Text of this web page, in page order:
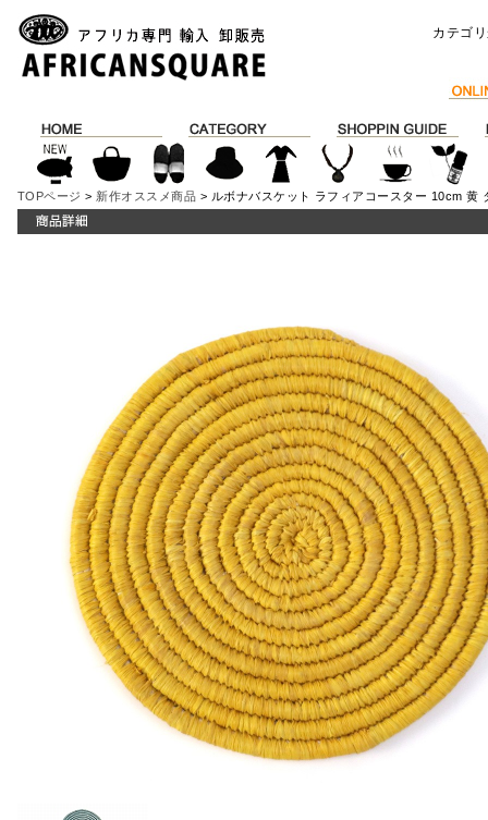
カテゴ
TOPページ > 新作オススメ商品 > ルボナバスケット ラフィアコースター 10cm 黄